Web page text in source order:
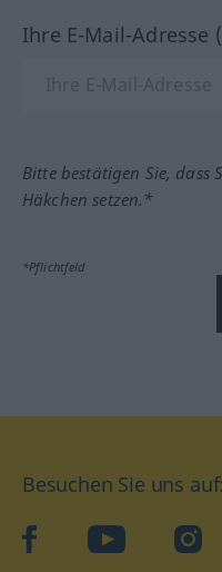
Ihre E-Mail-Adresse
Bitte bestätigen Sie, dass
Häkchen setzen.*
*Pflichtfeld
Besuchen Sie uns auf:
facebookYouTube